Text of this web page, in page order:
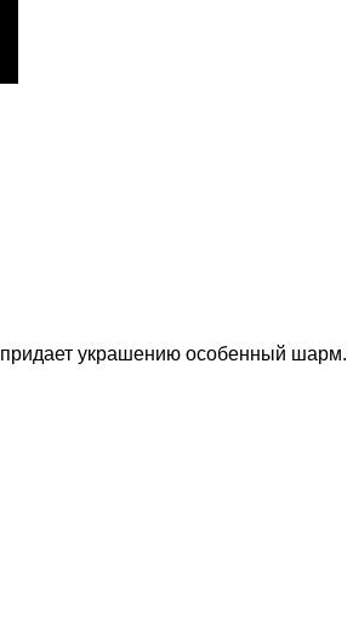
придает украшению особенный шарм.